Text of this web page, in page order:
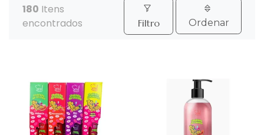
180 Itens
encontrados
Filtro Ordenar